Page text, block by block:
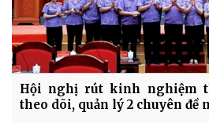
Hội nghị rút kinh nghiệm
theo dõi, quản lý 2 chuyên đề